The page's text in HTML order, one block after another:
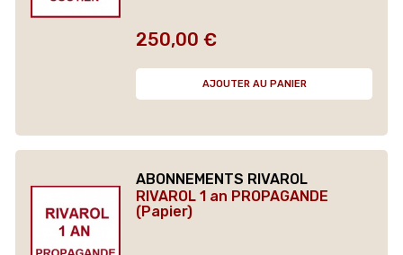
Prix
250,00 €
AJOUTER AU PANIER
ABONNEMENTS RIVAROL
RIVAROL 1 an PROPAGANDE
(Papier)